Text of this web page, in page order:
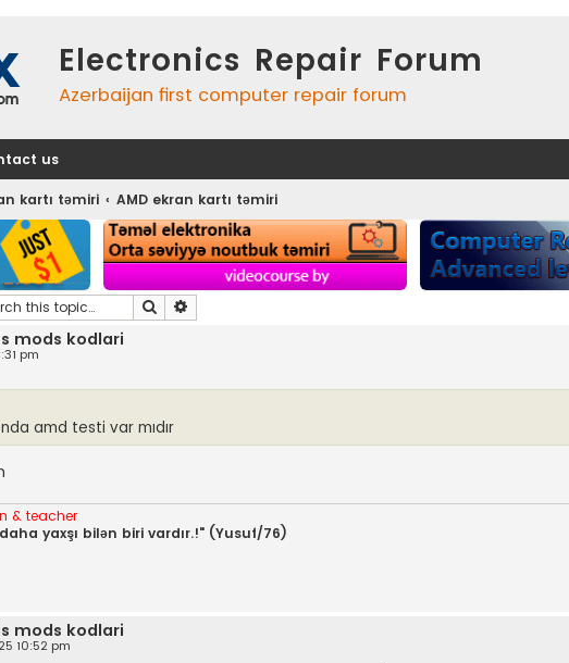
Electronics Repair Forum
Azerbaijan first computer repair forum
us
kartı təmiri AMD ekran kartı təmiri
Search
mods kodlari
pm
amd testi var mıdır
& teacher
yaxşı bilən biri vardır.!" (Yusuf/76)
mods kodlari
10:52 pm